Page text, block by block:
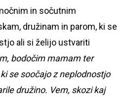
in sočutnim
družinam in parom, ki se
ali si želijo ustvariti
bodočim mamam ter
se soočajo z neplodnostjo
družino. Vem, skozi kaj